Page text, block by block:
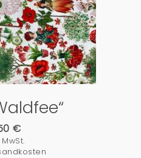
€
MwSt.